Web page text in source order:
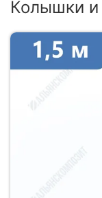
Колышки и